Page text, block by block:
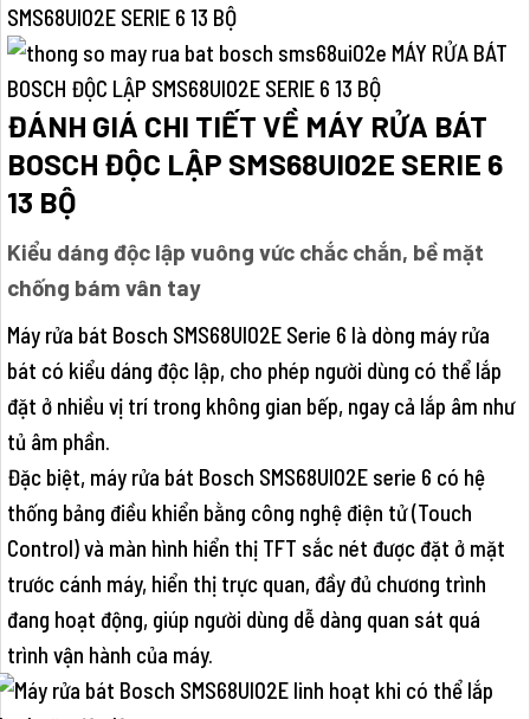
SMS68UI02E SERIE 6 13 BỘ
ĐÁNH GIÁ CHI TIẾT VỀ MÁY RỬA BÁT
BOSCH ĐỘC LẬP SMS68UI02E SERIE 6
13 BỘ
Kiểu dáng độc lập vuông vức chắc chắn, bề mặt
chống bám vân tay
Máy rửa bát Bosch SMS68UI02E Serie 6 là dòng máy rửa
bát có kiểu dáng độc lập, cho phép người dùng có thể lắp
đặt ở nhiều vị trí trong không gian bếp, ngay cả lắp âm như
tủ âm phần.
Đặc biệt, máy rửa bát Bosch SMS68UI02E serie 6 có hệ
thống bảng điều khiển bằng công nghệ điện tử (Touch
Control) và màn hình hiển thị TFT sắc nét được đặt ở mặt
trước cánh máy, hiển thị trực quan, đầy đủ chương trình
đang hoạt động, giúp người dùng dễ dàng quan sát quá
trình vận hành của máy.